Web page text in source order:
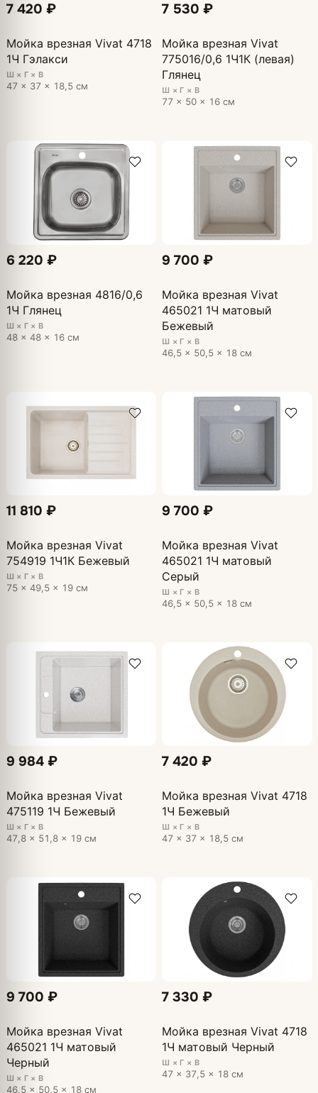
7 420 ₽
Мойка врезная Vivat 4718
1Ч Гэлакси
Ш × Г × В
47 × 37 × 18,5 см
7 530 ₽
Мойка врезная Vivat
775016/0,6 1Ч1К (левая)
Глянец
Ш × Г × В
77 × 50 × 16 см
6 220 ₽
Мойка врезная 4816/0,6
1Ч Глянец
Ш × Г × В
48 × 48 × 16 см
9 700 ₽
Мойка врезная Vivat
465021 1Ч матовый
Бежевый
Ш × Г × В
46,5 × 50,5 × 18 см
11 810 ₽
Мойка врезная Vivat
754919 1Ч1К Бежевый
Ш × Г × В
75 × 49,5 × 19 см
9 700 ₽
Мойка врезная Vivat
465021 1Ч матовый
Серый
Ш × Г × В
46,5 × 50,5 × 18 см
9 984 ₽
Мойка врезная Vivat
475119 1Ч Бежевый
Ш × Г × В
47,8 × 51,8 × 19 см
7 420 ₽
Мойка врезная Vivat 4718
1Ч Бежевый
Ш × Г × В
47 × 37 × 18,5 см
9 700 ₽
Мойка врезная Vivat
465021 1Ч матовый
Черный
Ш × Г × В
46,5 × 50,5 × 18 см
7 330 ₽
Мойка врезная Vivat 4718
1Ч матовый Черный
Ш × Г × В
47 × 37,5 × 18 см